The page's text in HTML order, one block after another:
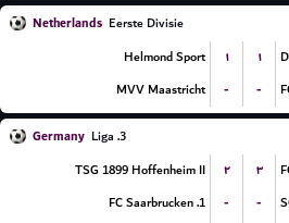
Netherlands Eerste Divisie
Helmond Sport
۱ ۱
MVV Maastricht
- -
Germany
3. Liga
TSG 1899 Hoffenheim II
۲ ۳
1. FC Saarbrucken
- -